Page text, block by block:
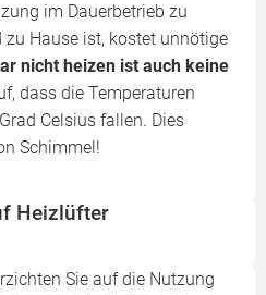
im Dauerbetrieb zu
zu Hause ist, kostet unnötige
nicht heizen ist auch keine
dass die Temperaturen
Celsius fallen. Dies
Schimmel!
Heizlüfter
Sie auf die Nutzung